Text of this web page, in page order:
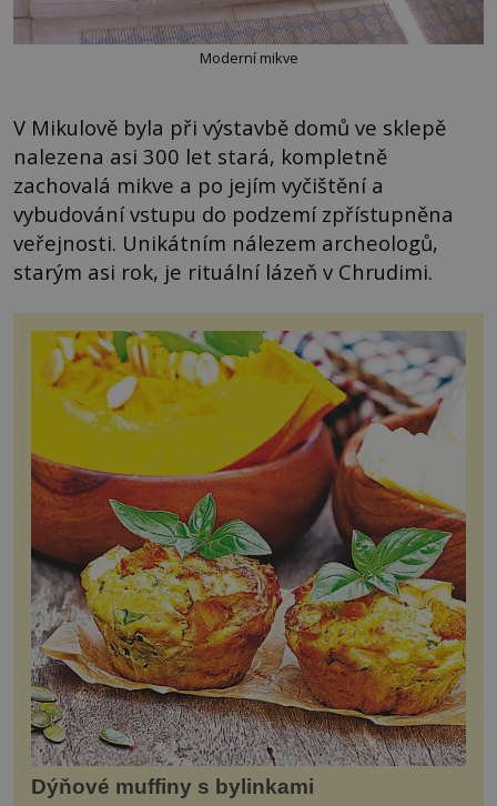
Moderní mikve
V Mikulově byla při výstavbě domů ve sklepě
nalezena asi 300 let stará, kompletně
zachovalá mikve a po jejím vyčištění a
vybudování vstupu do podzemí zpřístupněna
veřejnosti. Unikátním nálezem archeologů,
starým asi rok, je rituální lázeň v Chrudimi.
Dýňové muffiny s bylinkami